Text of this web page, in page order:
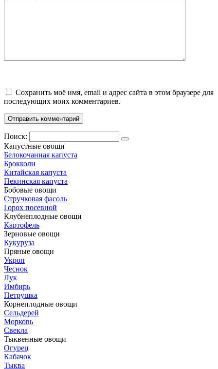
Сохранить моё имя, email и адрес сайта в этом браузере для
последующих моих комментариев.
Поиск:
Капустные овощи
Белокочанная капуста
Брокколи
Китайская капуста
Пекинская капуста
Бобовые овощи
Стручковая фасоль
Горох посевной
Клубнеплодные овощи
Картофель
Зерновые овощи
Кукуруза
Пряные овощи
Укроп
Чеснок
Лук
Имбирь
Петрушка
Корнеплодные овощи
Сельдерей
Морковь
Свекла
Тыквенные овощи
Огурец
Кабачок
Тыква